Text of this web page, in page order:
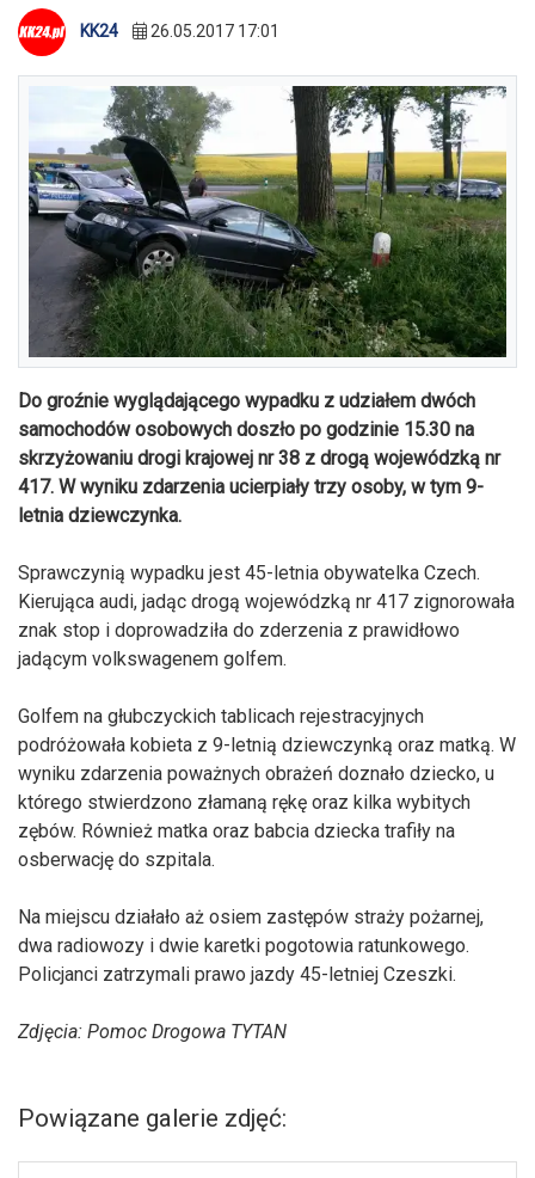
KK24 26.05.2017 17:01
Do groźnie wyglądającego wypadku z udziałem dwóch
samochodów osobowych doszło po godzinie 15.30 na
skrzyżowaniu drogi krajowej nr 38 z drogą wojewódzką nr
417. W wyniku zdarzenia ucierpiały trzy osoby, w tym 9-
letnia dziewczynka.
Sprawczynią wypadku jest 45-letnia obywatelka Czech.
Kierująca audi, jadąc drogą wojewódzką nr 417 zignorowała
znak stop i doprowadziła do zderzenia z prawidłowo
jadącym volkswagenem golfem.
Golfem na głubczyckich tablicach rejestracyjnych
podróżowała kobieta z 9-letnią dziewczynką oraz matką. W
wyniku zdarzenia poważnych obrażeń doznało dziecko, u
którego stwierdzono złamaną rękę oraz kilka wybitych
zębów. Również matka oraz babcia dziecka trafiły na
osberwację do szpitala.
Na miejscu działało aż osiem zastępów straży pożarnej,
dwa radiowozy i dwie karetki pogotowia ratunkowego.
Policjanci zatrzymali prawo jazdy 45-letniej Czeszki.
Zdjęcia: Pomoc Drogowa TYTAN
Powiązane galerie zdjęć: